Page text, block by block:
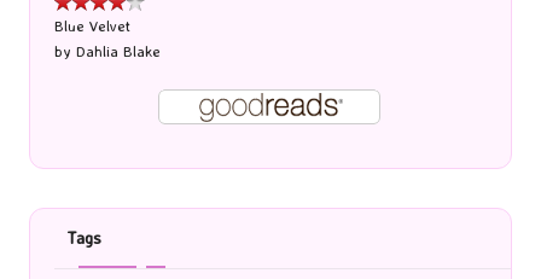
Blue Velvet
by Dahlia Blake
Tags